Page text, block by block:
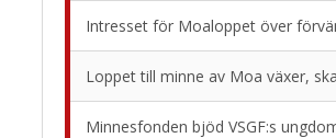
Intresset för Moaloppet över
Loppet till minne av Moa växer,
Minnesfonden bjöd VSGF:s